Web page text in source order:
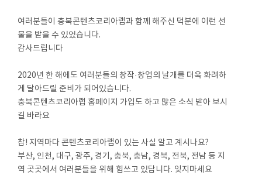
여러분들이 충북콘텐츠코리아랩과 함께 해주신 덕분에 이런 선
물을 받을 수 있었습니다.
감사드립니다
2020년 한 해에도 여러분들의 창작·창업의 날개를 더욱 화려하
게 달아드릴 준비가 되어있습니다.
충북콘텐츠코리아랩 홈페이지 가입도 하고 많은 소식 받아 보시
길 바라요
참! 지역마다 콘텐츠코리아랩이 있는 사실 알고 계시나요?
부산, 인천, 대구, 광주, 경기, 충북, 충남, 경북, 전북, 전남 등 지
역 곳곳에서 여러분들을 위해 힘쓰고 있답니다. 잊지마세요